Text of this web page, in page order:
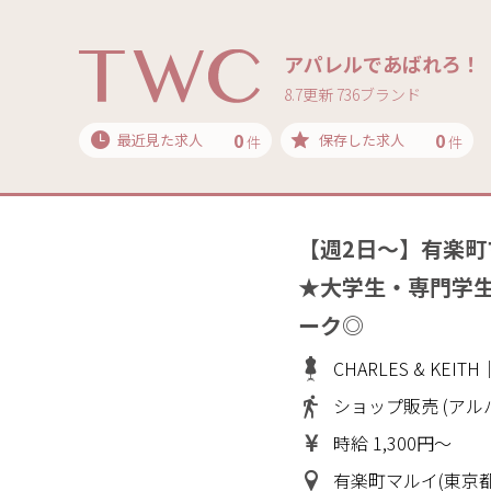
アパレルであばれろ！
8.7更新 736ブランド
最近見た求人 0件 保存した求人 0件
【週2日～】有楽
★大学生・専門学
ーク◎
CHARLES &
ショップ販売 (ア
時給 1,300円～
有楽町マルイ(東京